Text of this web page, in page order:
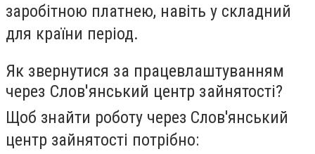
заробітною платнею, навіть у складний
для країни період.
Як звернутися за працевлаштуванням
через Слов'янський центр зайнятості?
Щоб знайти роботу через Слов'янський
центр зайнятості потрібно: